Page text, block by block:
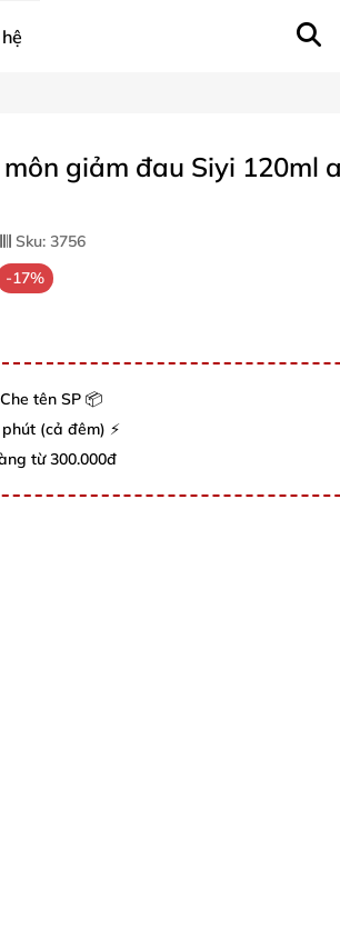
giảm đau Siyi 120ml
Sku: 3756
-17%
tên SP 📦
(cả đêm) ⚡
từ 300.000đ